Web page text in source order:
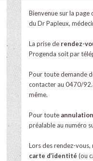
Bienvenue sur la page
du Dr Papleux,
La prise de rendez-
Progenda soit par
Pour toute demande
contacter au 0470/
même.
Pour toute annulation
préalable au numéro
Lors des rendez-
carte d’identité (ou